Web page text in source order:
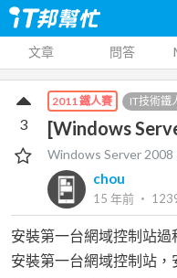
文章 問答
2011 鐵人賽 IT技術鐵
[Windows
Windows Server 2008
chou
15 年前 ‧
3
安裝第一台網域控制站過
安裝第一台網域控制站